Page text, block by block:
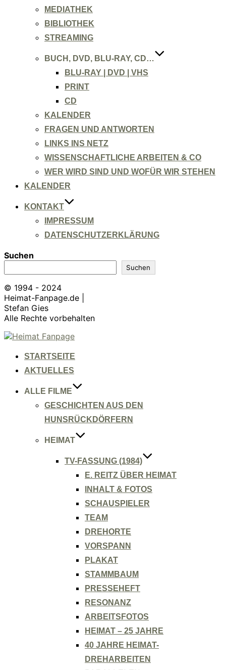
MEDIATHEK
BIBLIOTHEK
STREAMING
BUCH, DVD, BLU-RAY, CD…
BLU-RAY | DVD | VHS
PRINT
CD
KALENDER
FRAGEN UND ANTWORTEN
LINKS INS NETZ
WISSENSCHAFTLICHE ARBEITEN & CO
WER WIRD SIND UND WOFÜR WIR STEHEN
KALENDER
KONTAKT
IMPRESSUM
DATENSCHUTZERKLÄRUNG
Suchen
Suchen
© 1994 - 2024
Heimat-Fanpage.de |
Stefan Gies
Alle Rechte vorbehalten
Zum
springenSTARTSEITE
AKTUELLES
ALLE FILME
GESCHICHTEN AUS DEN
HUNSRÜCKDÖRFERN
HEIMAT
TV-FASSUNG (1984)
E. REITZ ÜBER HEIMAT
INHALT & FOTOS
SCHAUSPIELER
TEAM
DREHORTE
VORSPANN
PLAKAT
STAMMBAUM
PRESSEHEFT
RESONANZ
ARBEITSFOTOS
HEIMAT – 25 JAHRE
40 JAHRE HEIMAT-
DREHARBEITEN